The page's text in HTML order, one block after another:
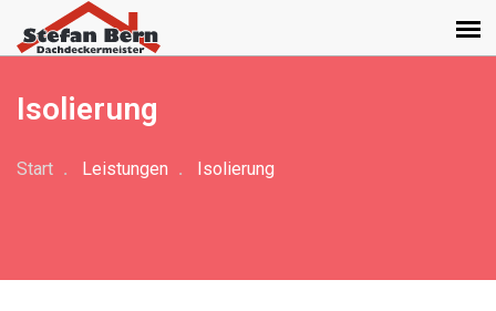
Isolierung
Start Leistungen Isolierung